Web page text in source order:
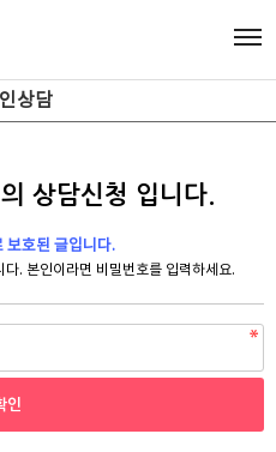
상담
상담신청 입니다.
보호된 글입니다.
. 본인이라면 비밀번호를 입력하세요.